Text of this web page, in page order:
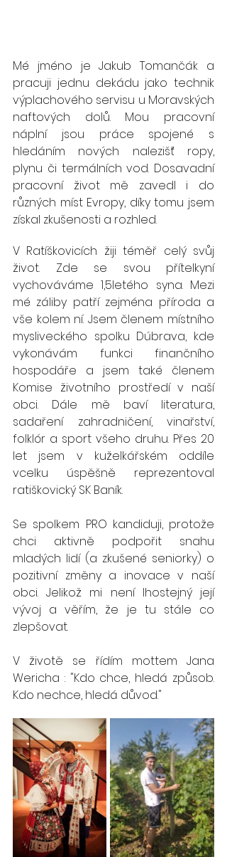
Mé jméno je Jakub Tomančák a
pracuji jednu dekádu jako technik
výplachového servisu u Moravských
naftových dolů. Mou pracovní
náplní jsou práce spojené s
hledáním nových nalezišť ropy,
plynu či termálních vod. Dosavadní
pracovní život mě zavedl i do
různých míst Evropy, díky tomu jsem
získal zkušenosti a rozhled.
V Ratíškovicích žiji téměř celý svůj
život. Zde se svou přítelkyní
vychováváme 1,5letého syna. Mezi
mé záliby patří zejména příroda a
vše kolem ní. Jsem členem místního
mysliveckého spolku Dúbrava, kde
vykonávám funkci finančního
hospodáře a jsem také členem
Komise životního prostředí v naší
obci. Dále mě baví literatura,
sadaření zahradničení, vinařství,
folklór a sport všeho druhu. Přes 20
let jsem v kuželkářském oddíle
vcelku úspěšně reprezentoval
ratiškovický SK Baník.
Se spolkem PRO kandiduji, protože
chci aktivně podpořit snahu
mladých lidí (a zkušené seniorky) o
pozitivní změny a inovace v naší
obci. Jelikož mi není lhostejný její
vývoj a věřím, že je tu stále co
zlepšovat.
V životě se řídím mottem Jana
Wericha : "Kdo chce, hledá způsob.
Kdo nechce, hledá důvod."